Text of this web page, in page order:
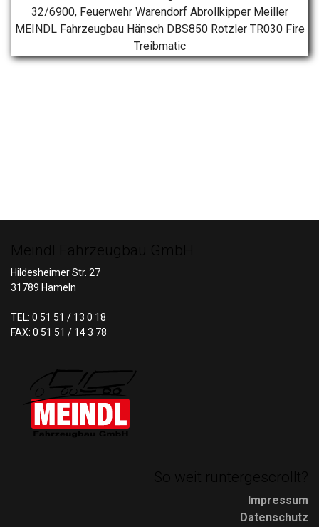
Hildesheimer Str. 27
31789 Hameln
TEL: 0 51 51 / 13 0 18
FAX: 0 51 51 / 14 3 78
Impressum
Datenschutz